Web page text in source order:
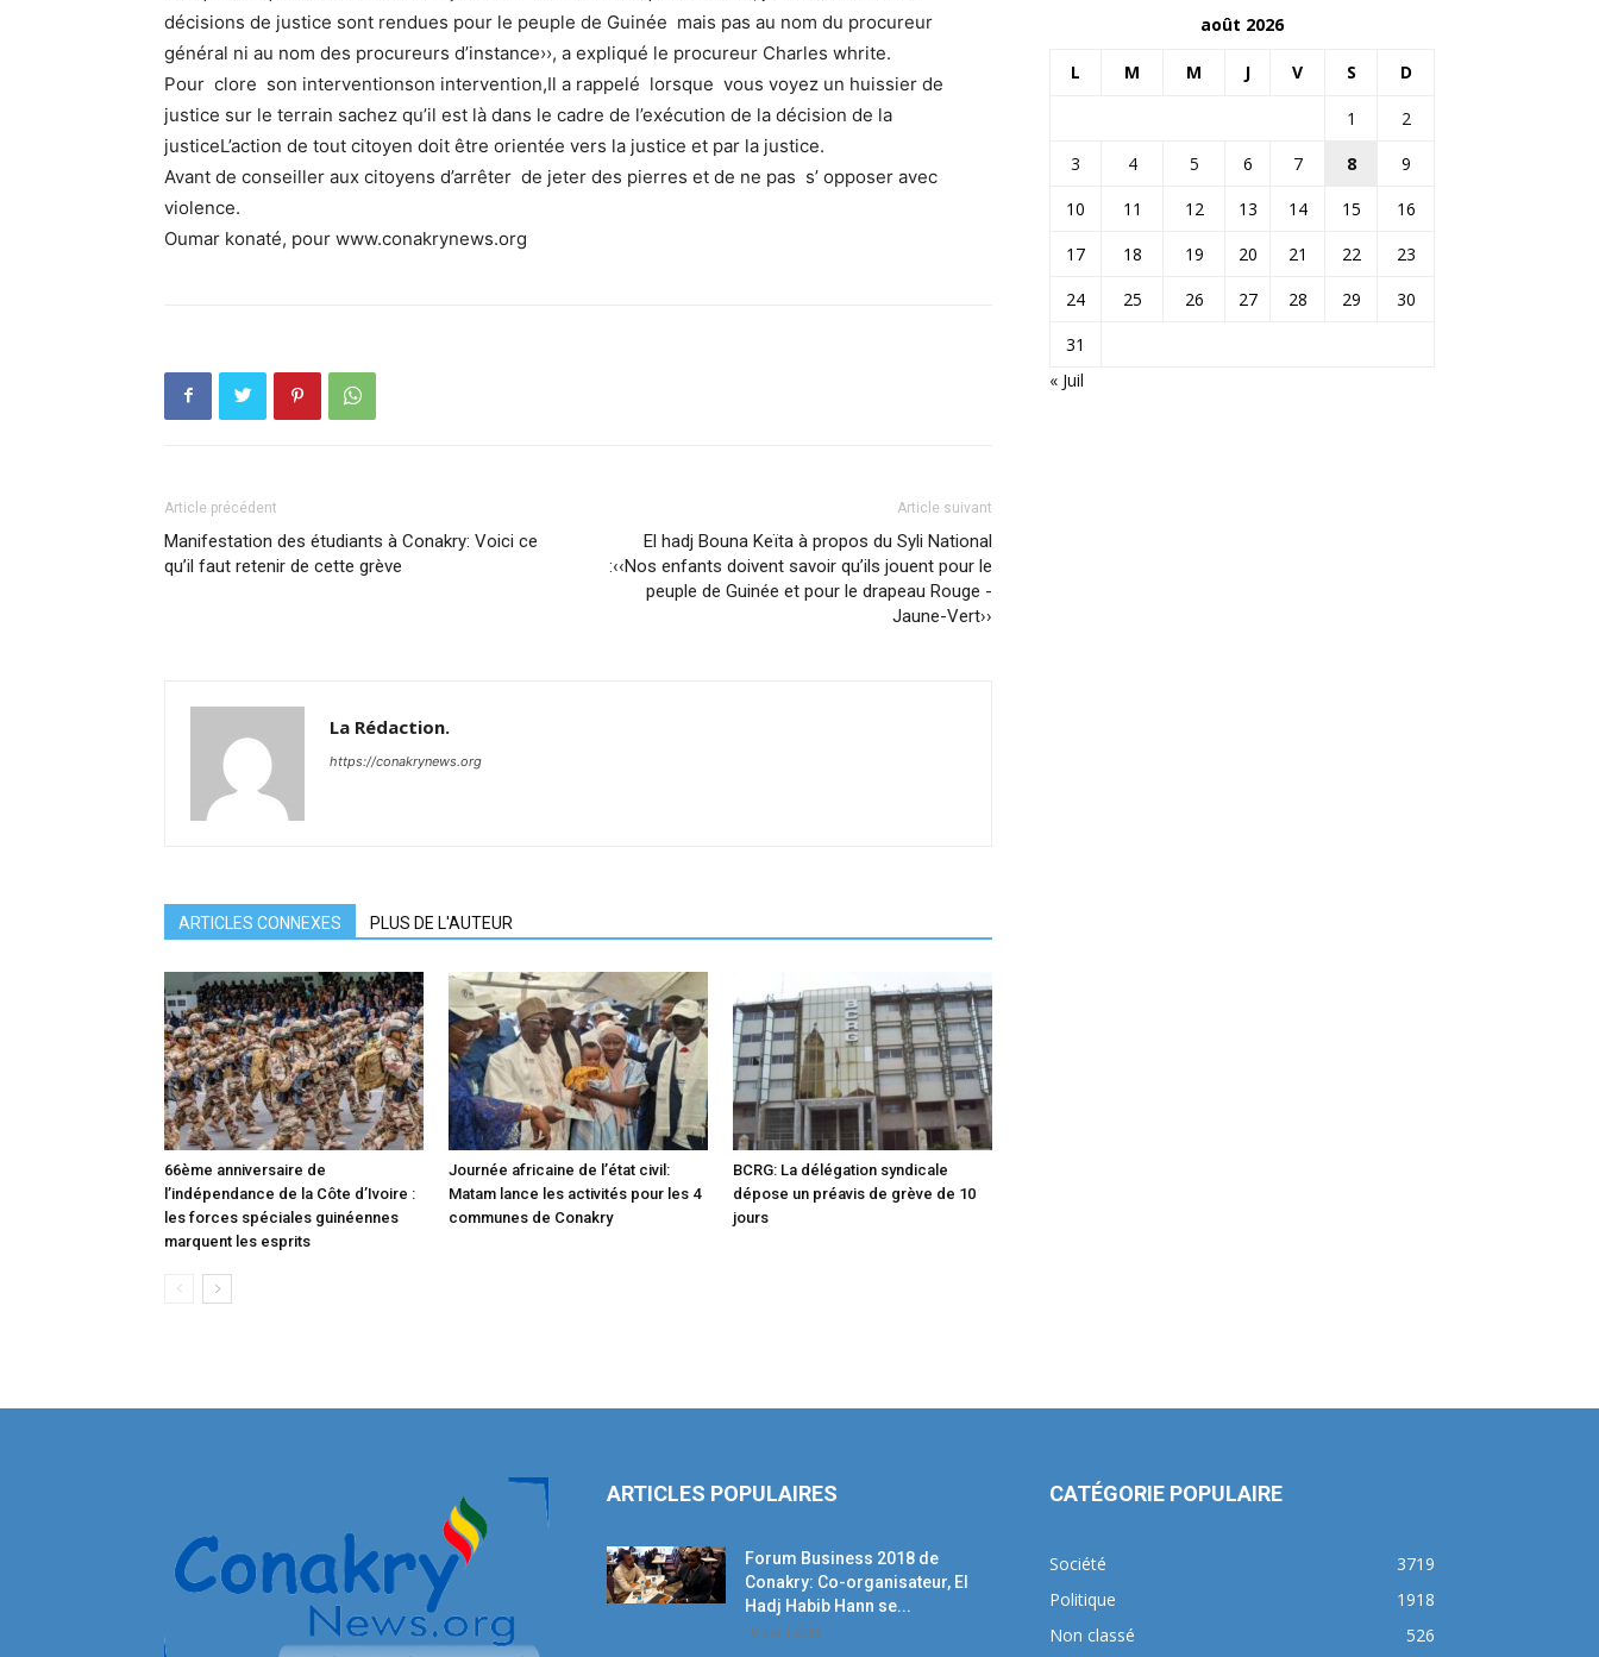
décisions de justice sont rendues pour le peuple de Guinée mais pas au nom du procureur
général ni au nom des procureurs d’instance››, a expliqué le procureur Charles whrite.
Pour clore son interventionson intervention,Il a rappelé lorsque vous voyez un huissier de
justice sur le terrain sachez qu’il est là dans le cadre de l’exécution de la décision de la
justiceL’action de tout citoyen doit être orientée vers la justice et par la justice.
Avant de conseiller aux citoyens d’arrêter de jeter des pierres et de ne pas s’ opposer avec
violence.
Oumar konaté, pour www.conakrynews.org
Article précédent
Manifestation des étudiants à Conakry: Voici ce
qu’il faut retenir de cette grève
Article suivant
El hadj Bouna Keïta à propos du Syli National
:‹‹Nos enfants doivent savoir qu’ils jouent pour le
peuple de Guinée et pour le drapeau Rouge -
Jaune-Vert››
La Rédaction.
https://conakrynews.org
ARTICLES CONNEXES PLUS DE L'AUTEUR
66ème anniversaire de
l’indépendance de la Côte d’Ivoire :
les forces spéciales guinéennes
marquent les esprits
Journée africaine de l’état civil:
Matam lance les activités pour les 4
communes de Conakry
BCRG: La délégation syndicale
dépose un préavis de grève de 10
jours
août 2026
L M M J V S D
1
2
3
4 5 6 7 8
9
10
11 12 13 14 15
16
17
18 19 20 21 22
23
24
25 26 27 28 29
30
31
« Juil
ARTICLES POPULAIRES
Forum Business 2018 de
Conakry: Co-organisateur, El
Hadj Habib Hann se...
19 avril 2018
CATÉGORIE POPULAIRE
Société
3719
Politique
1918
Non classé
526